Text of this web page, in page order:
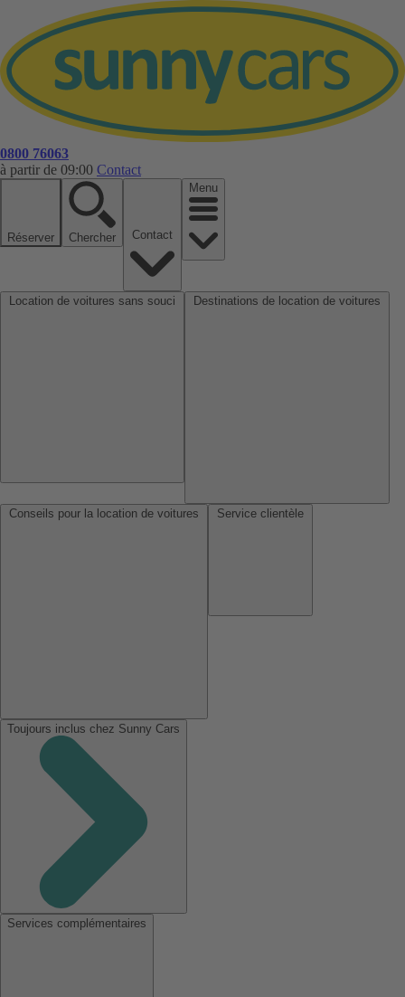
0800 76063
à partir de 09:00 Contact
Réserver Chercher
Menu
Toujours inclus chez Sunny Cars
Services complémentaires